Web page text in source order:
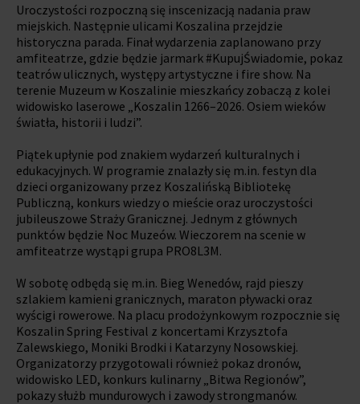
Uroczystości rozpoczną się inscenizacją nadania praw
miejskich. Następnie ulicami Koszalina przejdzie
historyczna parada. Finał wydarzenia zaplanowano przy
amfiteatrze, gdzie będzie jarmark #KupujŚwiadomie, pokaz
teatrów ulicznych, występy artystyczne i fire show. Na
terenie Muzeum w Koszalinie mieszkańcy zobaczą z kolei
widowisko laserowe „Koszalin 1266–2026. Osiem wieków
światła, historii i ludzi”.
Piątek upłynie pod znakiem wydarzeń kulturalnych i
edukacyjnych. W programie znalazły się m.in. festyn dla
dzieci organizowany przez Koszalińską Bibliotekę
Publiczną, konkurs wiedzy o mieście oraz uroczystości
jubileuszowe Straży Granicznej. Jednym z głównych
punktów będzie Noc Muzeów. Wieczorem na scenie w
amfiteatrze wystąpi grupa PRO8L3M.
W sobotę odbędą się m.in. Bieg Wenedów, rajd pieszy
szlakiem kamieni granicznych, maraton pływacki oraz
wyścigi rowerowe. Na placu prodożynkowym rozpocznie się
Koszalin Spring Festival z koncertami Krzysztofa
Zalewskiego, Moniki Brodki i Katarzyny Nosowskiej.
Organizatorzy przygotowali również pokaz dronów,
widowisko LED, konkurs kulinarny „Bitwa Regionów”,
pokazy służb mundurowych i zawody strongmanów.